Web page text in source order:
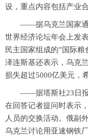
设，重点内容包括产业
——据乌克兰国家通
世界经济论坛年会上发
民主国家组成的”国际粮
泽连斯基还表示，乌克
损失超过5000亿美元，
——据塔斯社23日报
在回答记者提问时表示
人员的交换活动。俄副
乌克兰讨论用亚速钢铁